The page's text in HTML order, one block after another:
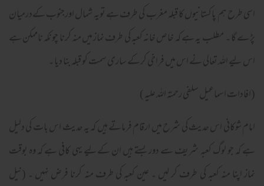
اسی طرح ہم پاکستانیوں کا قبلہ مغرب کی طرف ہے تویہ شمال اورجنوب کےدرمیان
پڑے گا ۔ مطلب یہ ہے کہ خاص خانہ کعبہ کی طرف نماز میں منہ کرنا چونکہ ناممکن ہے
اس لیے اللہ تعالی نے اس میں فراخی کرکے ساری سمت کو قبلہ بنا دیا ۔
(افادات اسماعیل سلفی رحمتہ اللہ علیہ )
امام شوکانی اس حدیث کی شرح میں ارقام فرماتے ہیں کہ یہ حدیث اس بات کی دلیل
ہے کہ جو لوگ کعبہ شریف سے دور بستے ہیں ان کےلیے یہی کافی ہے کہ وہ بوقت
نماز اپنا منہ کعبہ کی طرف کر لیں ۔ عین کعبہ کی طرف منہ کرنا فرض نہیں ۔ (نیل